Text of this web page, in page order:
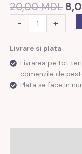
20,00MDL
- +
Livrare si plata
Livrarea pe tot
comenzile de
Plata se face in